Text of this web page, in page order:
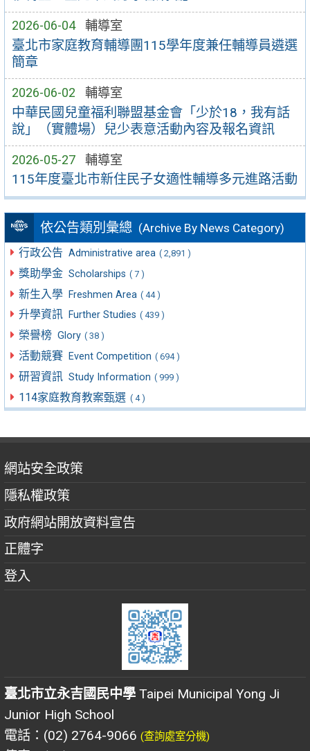
2026-06-04 輔導室
臺北市家庭教育輔導團115學年度兼任輔導員遴選
簡章
2026-06-02 輔導室
中華民國兒童福利聯盟基金會「少於18，我有話
說」（實體場）兒少表意活動內容及報名資訊
2026-05-27 輔導室
115年度臺北市新住民子女適性輔導多元進路活動
依公告類別彙總 (Archive By News Category)
行政公告 Administrative area ( 2,891 )
獎助學金 Scholarships ( 7 )
新生入學 Freshmen Area ( 44 )
升學資訊 Further Studies ( 439 )
榮譽榜 Glory ( 38 )
活動競賽 Event Competition ( 694 )
研習資訊 Study Information ( 999 )
114家庭教育教案甄選 ( 4 )
網站安全政策
隱私權政策
政府網站開放資料宣告
正體字
登入
臺北市立永吉國民中學 Taipei Municipal Yong Ji
Junior High School
電話：(02) 2764-9066 (查詢處室分機)